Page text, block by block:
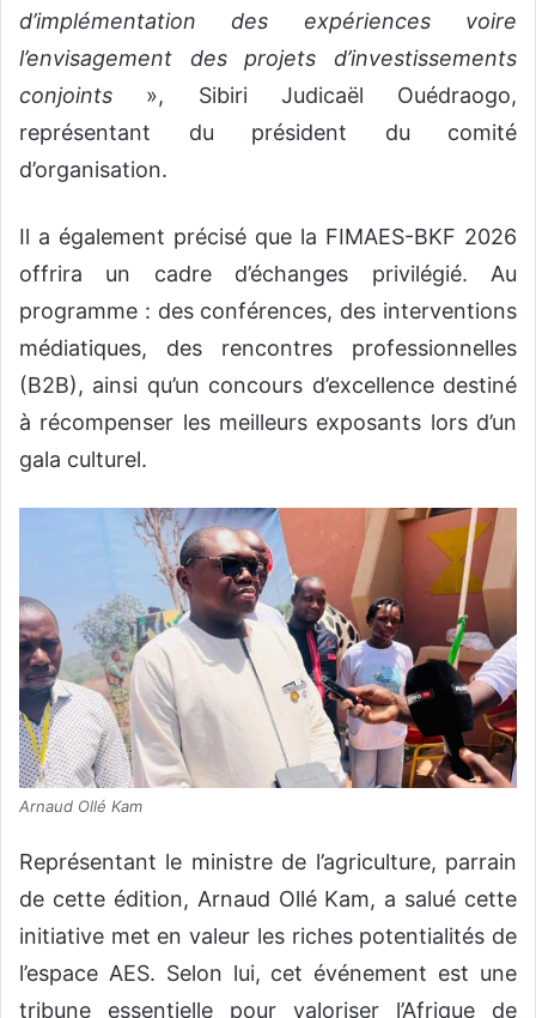
d’implémentation des expériences voire
l’envisagement des projets d’investissements
conjoints », Sibiri Judicaël Ouédraogo,
représentant du président du comité
d’organisation.
Il a également précisé que la FIMAES-BKF 2026
offrira un cadre d’échanges privilégié. Au
programme : des conférences, des interventions
médiatiques, des rencontres professionnelles
(B2B), ainsi qu’un concours d’excellence destiné
à récompenser les meilleurs exposants lors d’un
gala culturel.
Arnaud Ollé Kam
Représentant le ministre de l’agriculture, parrain
de cette édition, Arnaud Ollé Kam, a salué cette
initiative met en valeur les riches potentialités de
l’espace AES. Selon lui, cet événement est une
tribune essentielle pour valoriser l’Afrique de